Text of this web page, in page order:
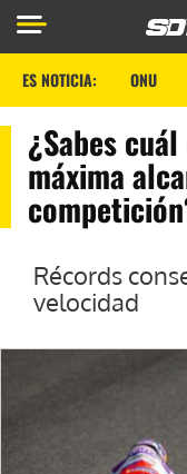
ES NOTICIA: ONU
¿Sabes
máxima
Récords
velocidad